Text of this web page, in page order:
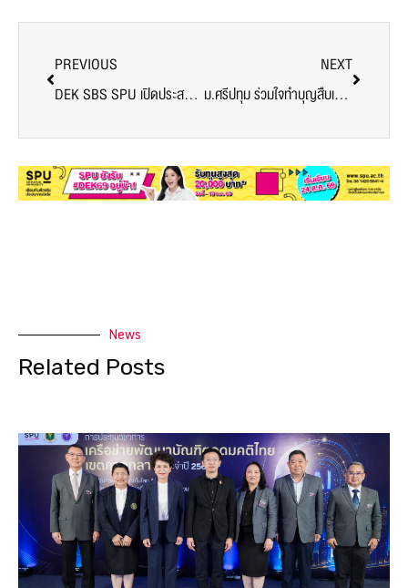
PREVIOUS
DEK SBS SPU เปิดประสบการณ์เรียนรู้การทำ Content Digital Marketing กับ LAZADA
NEXT
ม.ศรีปทุม ร่วมใจทำบุญสืบเนื่องพระพุทธศาสนา เนื่องในวันมาฆบูชา 2024
News
Related Posts